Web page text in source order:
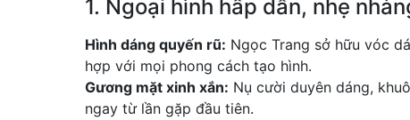
1. Ngoại hình hấp dẫn, nhẹ
Hình dáng quyến rũ: Ngọc Trang sở hữu vóc
hợp với mọi phong cách tạo hình.
Gương mặt xinh xắn: Nụ cười duyên dáng,
ngay từ lần gặp đầu tiên.